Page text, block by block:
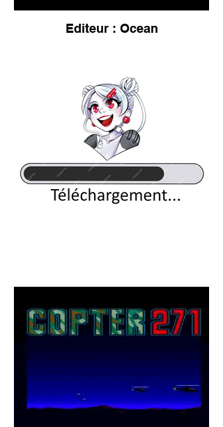
Editeur : Ocean